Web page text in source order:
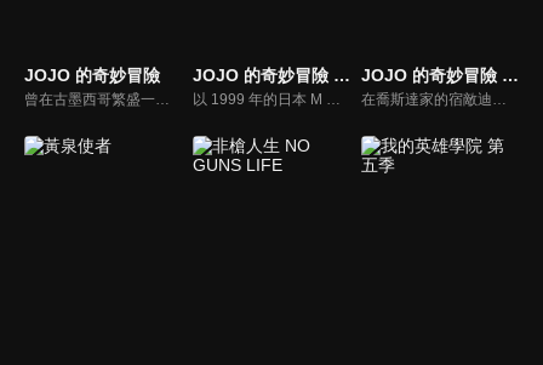
JOJO 的奇妙冒險
曾在古墨西哥繁盛一時的太陽子民阿茲特克，流傳著一枚奇妙的「石鬼面」，據說能讓人獲得永恆生命並成為真正的掌控者。然而不知何時，就從歷史中消失了蹤影。時光飛逝，來到19世紀後葉。在這個人們的思想與生活劇變的時代，喬納森喬斯達與迪奧布朗度二人相遇，並因為「石鬼面」，步上奇特詭譎的命運──
JOJO 的奇妙冒險 不滅鑽石
以 1999 年的日本 M 縣 S 市杜王町作為舞台，喬瑟夫的私生子「東方仗助」居住在這兒。許多看似平凡的市民，其實擁有替身能力，在替身使者與替身使者會互相吸引的情形下，仗助普通的生活變得不可思議。
JOJO 的奇妙冒險 星塵遠征軍
在喬斯達家的宿敵迪奧復活的影響下，一位年輕人空條承太郎，得到了名為「幽波紋」的能力。為了拯救因詛咒而倒下的母親荷莉，空條承太郎與外祖父喬瑟夫以及他的夥伴，一起為了打倒迪奧而展開旅程。在漫長的旅途當中，承太郎等人一次又一次地擊退刺客。然而為了阻止他們前進，可怕的新一波敵影不斷逼近。